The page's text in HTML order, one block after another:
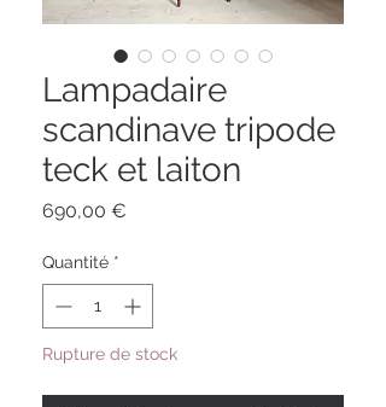
Lampadaire
scandinave tripode
teck et laiton
690,00 €
Quantité *
Rupture de stock